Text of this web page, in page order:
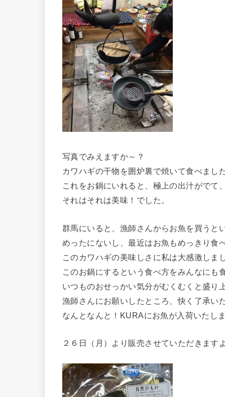
写真でみえますか～？
カワハギの干物を囲炉裏で焼いて食べました
これをお鍋にいれると、極上の出汁がでて、
それはそれは美味！でした。
群馬にいると、漁師さんからお魚を買うと
めったにないし、最近はお魚もめっきり食
このカワハギの美味しさに私は大感激しまし
このお鍋にするという食べ方をみんなにも
いつものおせっかい気分がむくむくと盛り
漁師さんにお願いしたところ、快く了承い
なんとなんと！KURAにお魚が入荷いたしま
２６日（月）より販売させていただきますよ